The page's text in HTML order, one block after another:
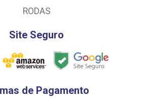
RODAS
Site Seguro
de Pagamento